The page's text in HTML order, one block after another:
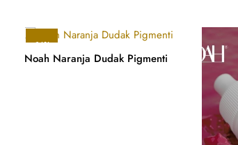
-14%
Noah Naranja Dudak Pigmenti